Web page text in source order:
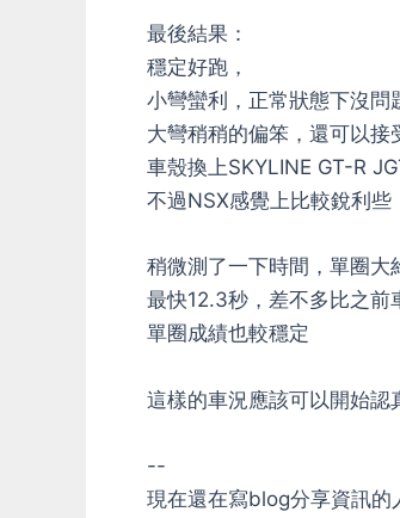
最後結果：
穩定好跑，
小彎蠻利，正常狀態下沒
大彎稍稍的偏笨，還可以接
車殼換上SKYLINE GT-R
不過NSX感覺上比較銳利些
稍微測了一下時間，單圈大
最快12.3秒，差不多比之
單圈成績也較穩定
這樣的車況應該可以開始認
--
現在還在寫blog分享資訊的